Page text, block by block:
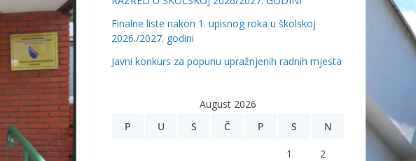
Finalne liste nakon 1. upisnog roka u školskoj
2026./2027. godini
Javni konkurs za popunu upražnjenih radnih mjesta
August 2026
P
U S Č P S N
1 2